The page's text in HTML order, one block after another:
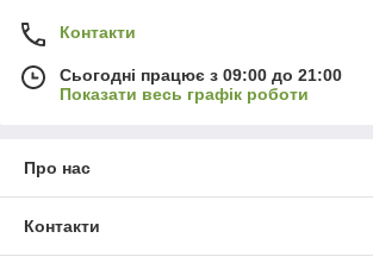
Контакти
Сьогодні працює з 09:00 до 21:00
Показати весь графік роботи
Про нас
Контакти